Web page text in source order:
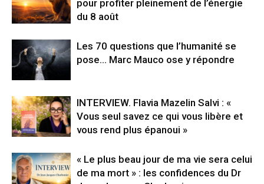
pour profiter pleinement de l’énergie
du 8 août
Les 70 questions que l’humanité se
pose… Marc Mauco ose y répondre
INTERVIEW. Flavia Mazelin Salvi : «
Vous seul savez ce qui vous libère et
vous rend plus épanoui »
« Le plus beau jour de ma vie sera celui
de ma mort » : les confidences du Dr